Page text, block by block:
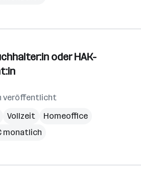
oder HAK-
veröffentlicht
Vollzeit
Homeoffice
monatlich